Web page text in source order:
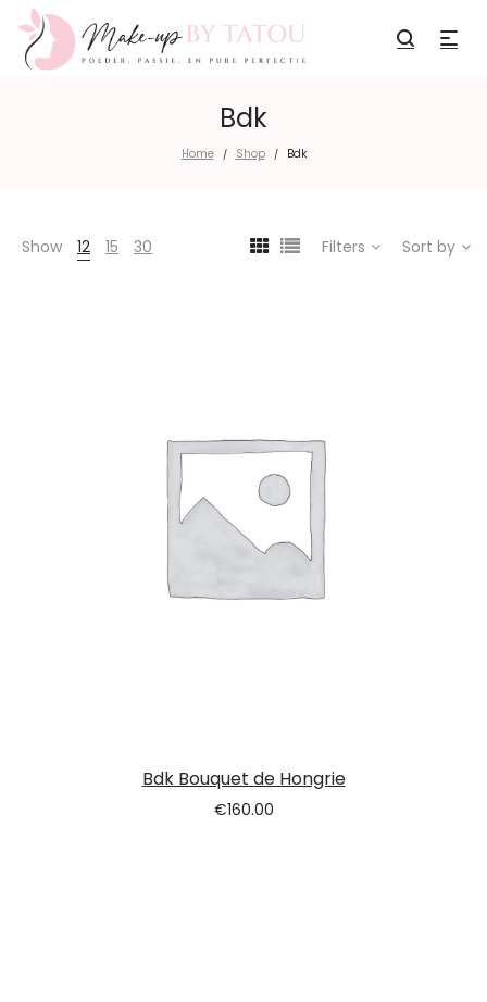
Bdk
Home / Shop / Bdk
Show 12 15 30 Filters Sort by
Bdk Bouquet de Hongrie
€160.00